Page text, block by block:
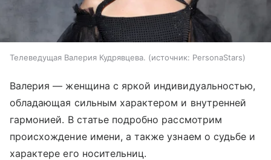
Телеведущая Валерия Кудрявцева. источник: PersonaStars
Валерия — женщина с яркой индивидуальностью,
обладающая сильным характером и внутренней
гармонией. В статье подробно рассмотрим
происхождение имени, а также узнаем о судьбе и
характере его носительниц.